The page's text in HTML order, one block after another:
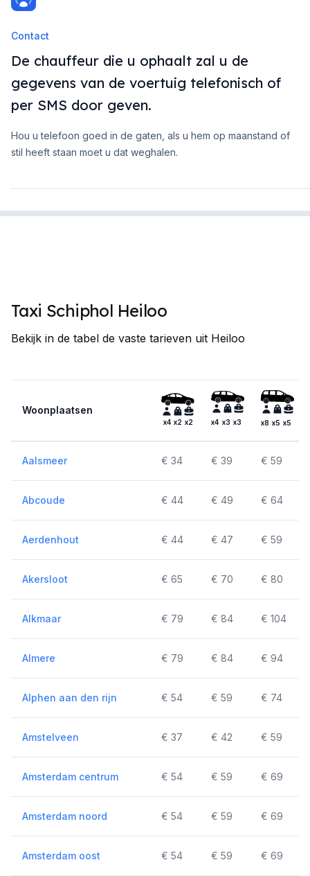
Contact
De chauffeur die u ophaalt zal u de
gegevens van de voertuig telefonisch of
per SMS door geven.
Hou u telefoon goed in de gaten, als u hem op maanstand of
stil heeft staan moet u dat weghalen.
Taxi Schiphol Heiloo
Bekijk in de tabel de vaste tarieven uit Heiloo
Woonplaatsen
x4 x2 x2 x4 x3 x3 x8 x5 x5
Aalsmeer € 34 € 39 € 59
Abcoude € 44 € 49 € 64
Aerdenhout € 44 € 47 € 59
Akersloot € 65 € 70 € 80
Alkmaar € 79 € 84 € 104
Almere € 79 € 84 € 94
Alphen aan den rijn € 54 € 59 € 74
Amstelveen € 37 € 42 € 59
Amsterdam centrum € 54 € 59 € 69
Amsterdam noord € 54 € 59 € 69
Amsterdam oost € 54 € 59 € 69